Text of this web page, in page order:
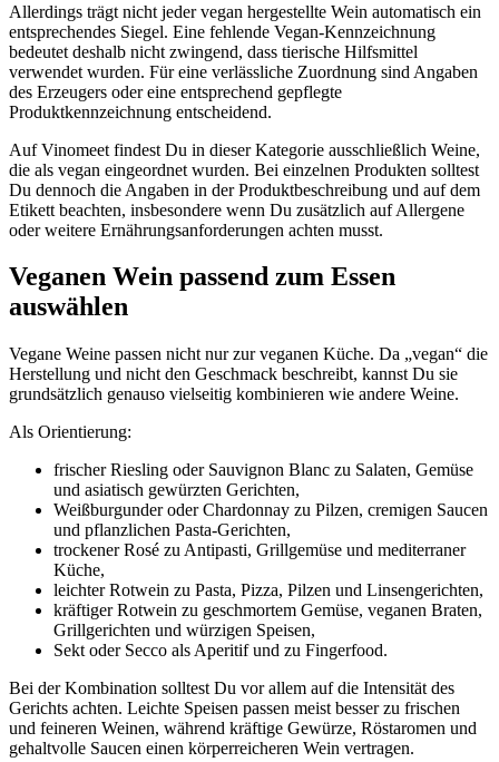
Allerdings trägt nicht jeder vegan hergestellte Wein automatisch ein
entsprechendes Siegel. Eine fehlende Vegan-Kennzeichnung
bedeutet deshalb nicht zwingend, dass tierische Hilfsmittel
verwendet wurden. Für eine verlässliche Zuordnung sind Angaben
des Erzeugers oder eine entsprechend gepflegte
Produktkennzeichnung entscheidend.
Auf Vinomeet findest Du in dieser Kategorie ausschließlich Weine,
die als vegan eingeordnet wurden. Bei einzelnen Produkten solltest
Du dennoch die Angaben in der Produktbeschreibung und auf dem
Etikett beachten, insbesondere wenn Du zusätzlich auf Allergene
oder weitere Ernährungsanforderungen achten musst.
Veganen Wein passend zum Essen
auswählen
Vegane Weine passen nicht nur zur veganen Küche. Da „vegan“ die
Herstellung und nicht den Geschmack beschreibt, kannst Du sie
grundsätzlich genauso vielseitig kombinieren wie andere Weine.
Als Orientierung:
frischer Riesling oder Sauvignon Blanc zu Salaten, Gemüse
und asiatisch gewürzten Gerichten,
Weißburgunder oder Chardonnay zu Pilzen, cremigen Saucen
und pflanzlichen Pasta-Gerichten,
trockener Rosé zu Antipasti, Grillgemüse und mediterraner
Küche,
leichter Rotwein zu Pasta, Pizza, Pilzen und Linsengerichten,
kräftiger Rotwein zu geschmortem Gemüse, veganen Braten,
Grillgerichten und würzigen Speisen,
Sekt oder Secco als Aperitif und zu Fingerfood.
Bei der Kombination solltest Du vor allem auf die Intensität des
Gerichts achten. Leichte Speisen passen meist besser zu frischen
und feineren Weinen, während kräftige Gewürze, Röstaromen und
gehaltvolle Saucen einen körperreicheren Wein vertragen.